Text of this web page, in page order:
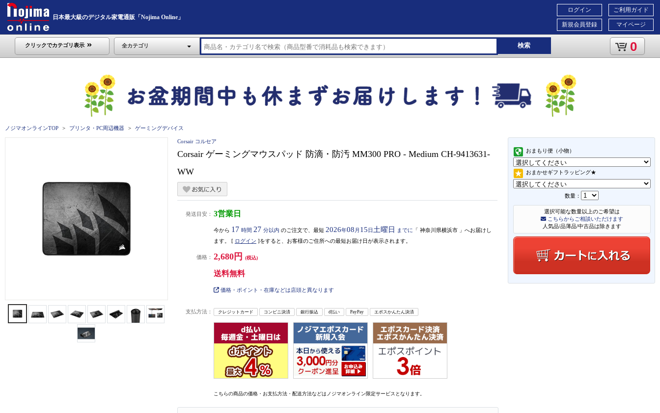
日本最大級のデジタル家電通販「Nojima Online」
ご利用ガイド
マイページ
ログイン
新規会員登録
クリックでカテゴリ表示 全カテゴリ 検索 0
ノジマオンラインTOP プリンタ・PC周辺機器 ゲーミングデバイス
おまもり便（小物）
おまかせギフトラッピング★
数量：
選択可能な数量以上のご希望は
こちらからご相談いただけます
人気品/品薄品/中古品は除きます
Corsair コルセア
Corsair ゲーミングマウスパッド 防滴・防汚 MM300 PRO - Medium CH-9413631-
WW
発送目安： 3営業日
今から 17 時間 27 分以内 のご注文で、最短 2026年08 月 15日 土曜日 までに 「 神奈川県横浜市 」 へお届けし
ます。 [ ログイン ]をすると、お客様のご住所への最短お届け日が表示されます。
価格： 2,680円 (税込)
送料無料
価格・ポイント・在庫などは店頭と異なります
支払方法： クレジットカード コンビニ決済 銀行振込 d払い PayPay エポスかんたん決済
こちらの商品の価格・お支払方法・配送方法などはノジマオンライン限定サービスとなります。